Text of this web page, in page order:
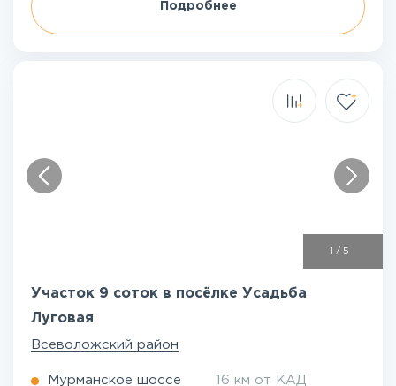
Подробнее
/ 5
Участок 9 соток в посёлке Усадьба
Луговая
Всеволожский район
Мурманское шоссе 16 км от КАД